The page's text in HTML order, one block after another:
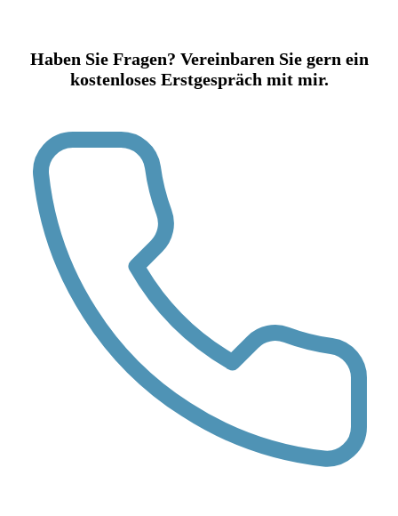
Haben Sie Fragen? Vereinbaren Sie gern ein
kostenloses Erstgespräch mit mir.